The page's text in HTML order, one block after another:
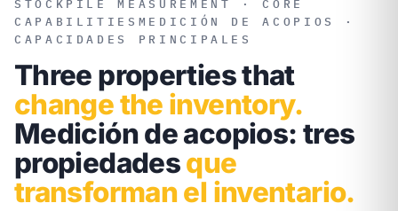
STOCKPILE MEASUREMENT · CORE
CAPABILITIES MEDICIÓN DE ACOPIOS ·
CAPACIDADES PRINCIPALES
Three properties that
change the inventory.
Medición de acopios: tres
propiedadesque
transforman el inventario.